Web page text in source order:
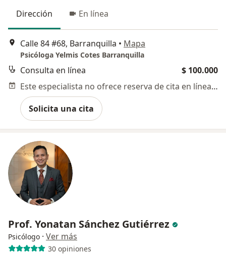
Dirección En línea
Calle 84 #68, Barranquilla • Mapa
Psicóloga Yelmis Cotes Barranquilla
Consulta en línea
$ 100.000
Este especialista no ofrece reserva de cita en línea en esta dirección.
Solicita una cita
Prof. Yonatan Sánchez Gutiérrez
Psicólogo · Ver más
30 opiniones